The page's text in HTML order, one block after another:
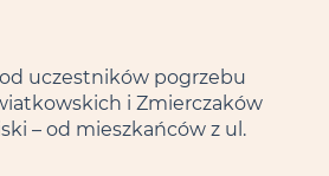
uczestników pogrzebu
i Zmierczaków
– od mieszkańców z ul.